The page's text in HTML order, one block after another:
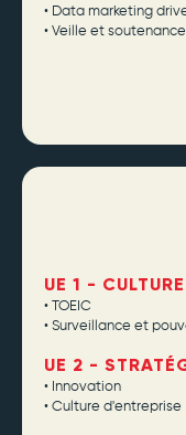
• Data marketing
• Veille et soutenance
UE 1 -
• TOEIC
• Surveillance et
UE 2 -
• Innovation
• Culture d'entreprise